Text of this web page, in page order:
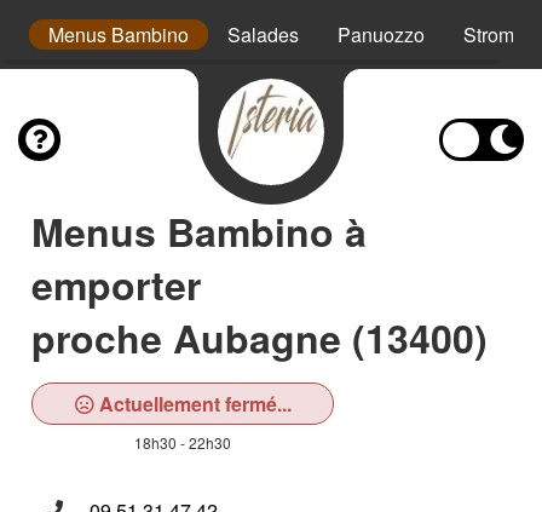
Menus Bambino Salades Panuozzo
Menus Bambino à
emporter
proche Aubagne (13400)
Actuellement fermé...
18h30 - 22h30